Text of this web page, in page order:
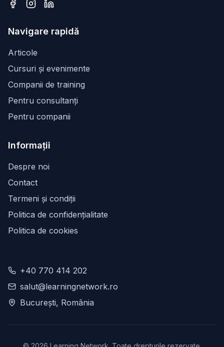
Navigare rapidă
Articole
Cursuri și evenimente
Companii de training
Pentru consultanți
Pentru companii
Informații
Despre noi
Contact
Termeni și condiții
Politica de confidențialitate
Politica de cookies
+40 770 414 202
salut@learningnetwork.ro
București, România